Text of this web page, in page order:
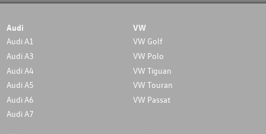
Audi
Audi A1
Audi A3
Audi A4
Audi A5
Audi A6
Audi A7
VW
VW Golf
VW Polo
VW Tiguan
VW Touran
VW Passat